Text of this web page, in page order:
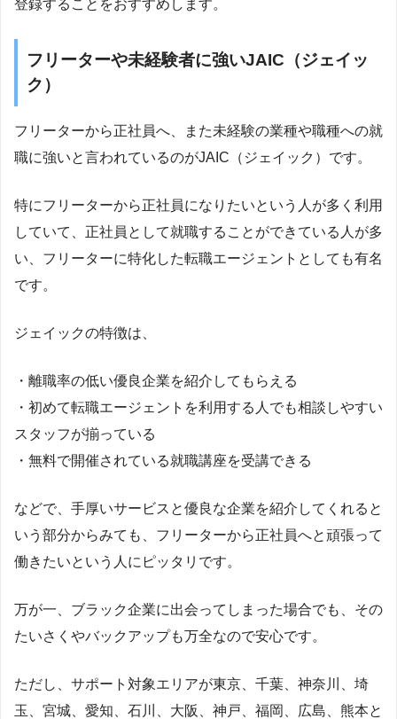
登録することをおすすめします。
フリーターや未経験者に強いJAIC（ジェイッ
ク）
フリーターから正社員へ、また未経験の業種や職種への就
職に強いと言われているのがJAIC（ジェイック）です。
特にフリーターから正社員になりたいという人が多く利用
していて、正社員として就職することができている人が多
い、フリーターに特化した転職エージェントとしても有名
です。
ジェイックの特徴は、
・離職率の低い優良企業を紹介してもらえる
・初めて転職エージェントを利用する人でも相談しやすい
スタッフが揃っている
・無料で開催されている就職講座を受講できる
などで、手厚いサービスと優良な企業を紹介してくれると
いう部分からみても、フリーターから正社員へと頑張って
働きたいという人にピッタリです。
万が一、ブラック企業に出会ってしまった場合でも、その
たいさくやバックアップも万全なので安心です。
ただし、サポート対象エリアが東京、千葉、神奈川、埼
玉、宮城、愛知、石川、大阪、神戸、福岡、広島、熊本と